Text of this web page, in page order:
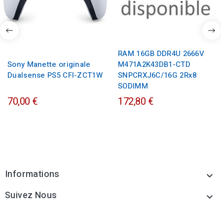
Sony Manette originale
Dualsense PS5 CFI-ZCT1W
70,00 €
RAM 16GB DDR4U 2666V
M471A2K43DB1-CTD
SNPCRXJ6C/16G 2Rx8
SODIMM
172,80 €
Informations 
Suivez Nous 